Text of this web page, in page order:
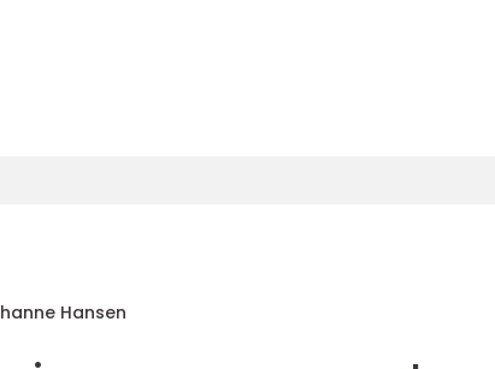
Hansen